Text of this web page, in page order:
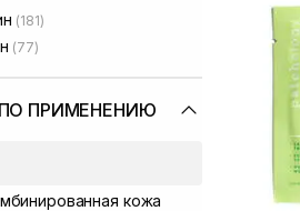
(1)
(181)
(77)
ПРИМЕНЕНИЮ
кожа